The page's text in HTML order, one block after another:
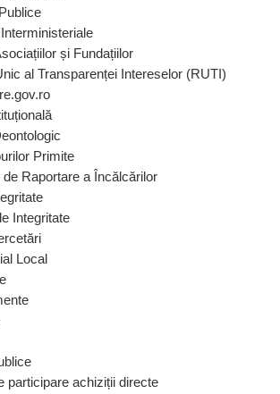
și Fundațiilor
al Transparenței Intereselor (RUTI)
Primite
Raportare a Încălcărilor
Integritate
Local
participare achiziții directe